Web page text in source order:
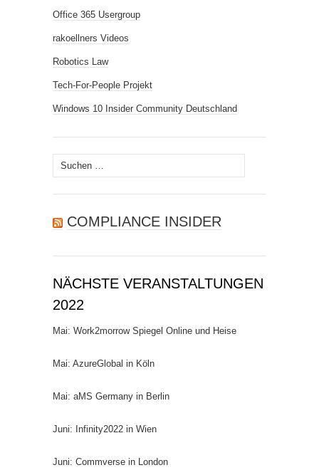
Office 365 Usergroup
rakoellners Videos
Robotics Law
Tech-For-People Projekt
Windows 10 Insider Community Deutschland
Suchen
nach:
COMPLIANCE INSIDER
NÄCHSTE VERANSTALTUNGEN
2022
Mai: Work2morrow Spiegel Online und Heise
Mai: AzureGlobal in Köln
Mai: aMS Germany in Berlin
Juni: Infinity2022 in Wien
Juni: Commverse in London